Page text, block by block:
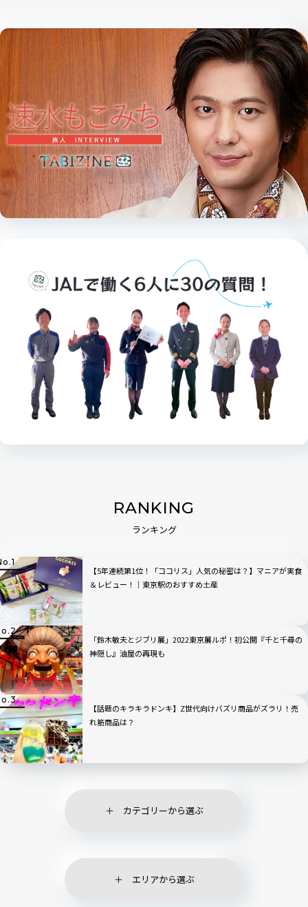
RANKING
ランキング
【5年連続第1位！「ココリス」人気の秘密は？】マニアが実食
＆レビュー！｜東京駅のおすすめ土産
「鈴木敏夫とジブリ展」2022東京展ルポ！初公開『千と千尋の
神隠し』油屋の再現も
【話題のキラキラドンキ】Z世代向けバズリ商品がズラリ！売
れ筋商品は？
カテゴリーから選ぶ
エリアから選ぶ